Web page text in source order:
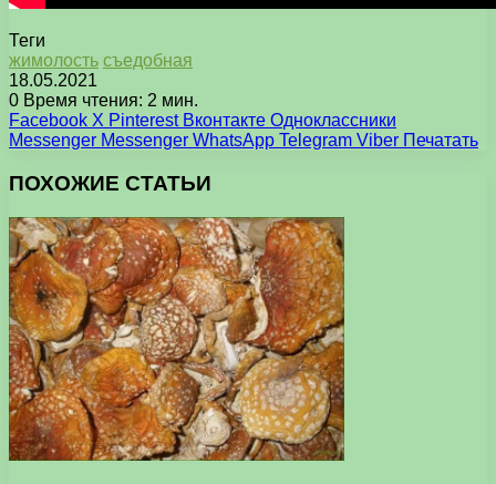
Теги
жимолость съедобная
18.05.2021
0 Время чтения: 2 мин.
Facebook X Pinterest Вконтакте Одноклассники
Messenger Messenger WhatsApp Telegram Viber Печатать
ПОХОЖИЕ СТАТЬИ